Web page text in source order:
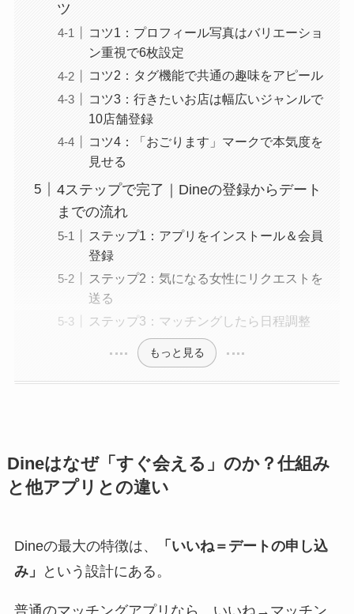
ツ
コツ1：プロフィール写真はバリエーショ
ン重視で6枚設定
コツ2：タグ機能で共通の趣味をアピール
コツ3：行きたいお店は幅広いジャンルで
10店舗登録
コツ4：「おごります」マークで本気度を
見せる
4ステップで完了｜Dineの登録からデート
までの流れ
ステップ1：アプリをインストール＆会員
登録
ステップ2：気になる女性にリクエストを
送る
ステップ3：マッチングしたら日程調整
もっと見る
Dineはなぜ「すぐ会える」のか？仕組み
と他アプリとの違い
Dineの最大の特徴は、
「いいね＝デートの申し込
み」
という設計にある。
普通のマッチングアプリなら、いいね→マッチン